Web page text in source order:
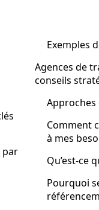
par
Exemples
Agences de
conseils
Comment
à mes
Qu’est-ce
Pourquoi